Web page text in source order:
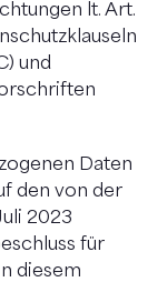
lt. Art.
und
Daten
den von der
2023
für
diesem